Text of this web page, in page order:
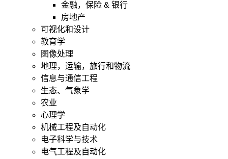
金融，保险 & 银行
房地产
可视化和设计
教育学
图像处理
地理，运输，旅行和物流
信息与通信工程
生态、气象学
农业
心理学
机械工程及自动化
电子科学与技术
电气工程及自动化